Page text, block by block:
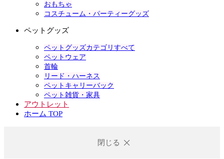
おもちゃ
コスチューム・パーティーグッズ
ペットグッズ
ペットグッズカテゴリすべて
ペットウェア
首輪
リード・ハーネス
ペットキャリーバック
ペット雑貨・家具
アウトレット
ホーム TOP
閉じる